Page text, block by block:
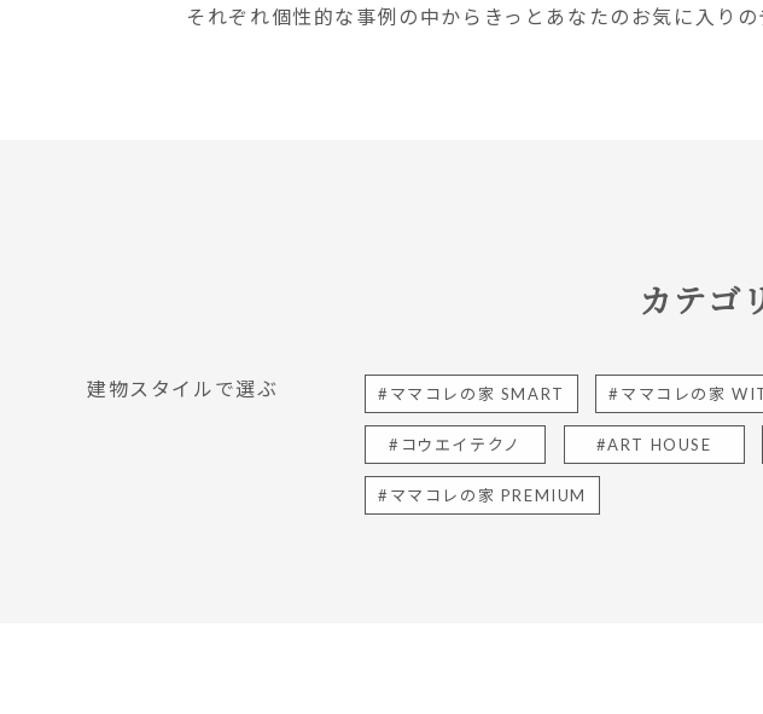
それぞれ個性的な事例の中からきっとあなたのお気に入り
カテゴ
建物スタイルで選ぶ #ママコレの家 SMART #ママコレの家
#コウエイテクノ #ART HOUSE
#ママコレの家 PREMIUM